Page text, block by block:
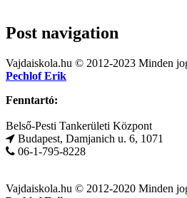
Post navigation
Pechlof Erik
Fenntartó:
Belső-Pesti Tankerületi Központ
Budapest, Damjanich u. 6, 1071
06-1-795-8228